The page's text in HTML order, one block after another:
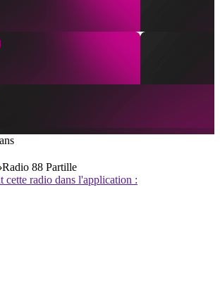
Radio 88 Partille
cette radio dans l'application :